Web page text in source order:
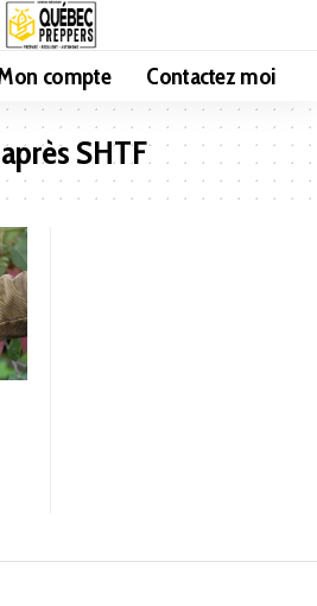
compte Contactez moi
SHTF